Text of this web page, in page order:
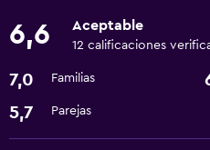
Cambio de divisas
Instalaciones para reuniones
6,6 Aceptable
12 calificaciones
7,0 Familias
5,7 Parejas